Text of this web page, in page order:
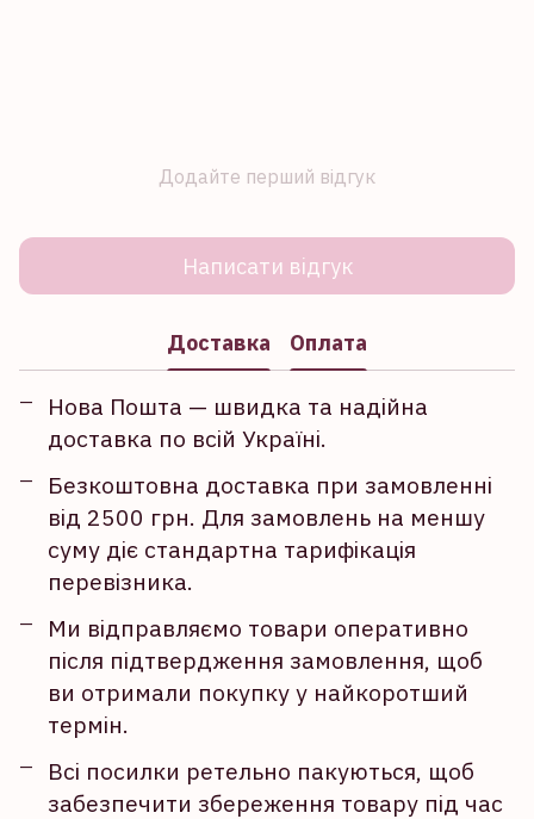
Додайте перший відгук
Написати відгук
Доставка Оплата
Нова Пошта — швидка та надійна
доставка по всій Україні.
Безкоштовна доставка при замовленні
від 2500 грн. Для замовлень на меншу
суму діє стандартна тарифікація
перевізника.
Ми відправляємо товари оперативно
після підтвердження замовлення, щоб
ви отримали покупку у найкоротший
термін.
Всі посилки ретельно пакуються, щоб
забезпечити збереження товару під час